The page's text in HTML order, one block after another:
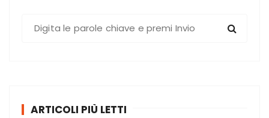
ARTICOLI PIÙ LETTI